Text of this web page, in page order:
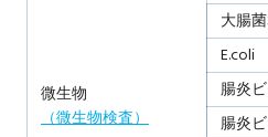
微生物
（微生物検査）
大腸
E.coli
腸炎
腸炎